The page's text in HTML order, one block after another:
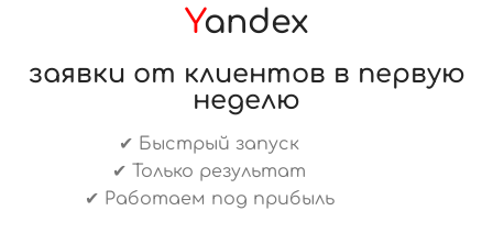
Yandex
заявки от клиентов в первую
неделю
✔ Быстрый запуск
✔ Только результат
✔ Работаем под прибыль